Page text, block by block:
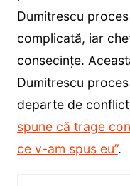
Dumitrescu
complicată, iar
consecințe.
Dumitrescu
departe de
spune că trage
ce v-am spus eu”.